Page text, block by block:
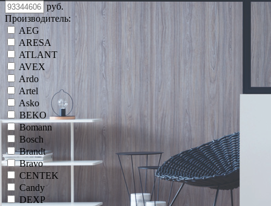
руб.
Производитель:
AEG
ARESA
ATLANT
AVEX
Ardo
Artel
Asko
BEKO
Bomann
Bosch
Brandt
Bravo
CENTEK
Candy
DEXP